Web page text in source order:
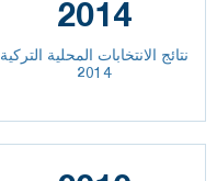
2014
نتائج الانتخابات المحلية التركية
2014